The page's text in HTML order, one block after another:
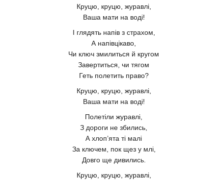
Круцю, круцю, журавлі,
Ваша мати на воді!
І глядять напів з страхом,
А напівцікаво,
Чи ключ змилиться й кругом
Завертиться, чи тягом
Геть полетить право?
Круцю, круцю, журавлі,
Ваша мати на воді!
Полетіли журавлі,
З дороги не збились,
А хлоп’ята ті малі
За ключем, пок щез у млі,
Довго ще дивились.
Круцю, круцю, журавлі,